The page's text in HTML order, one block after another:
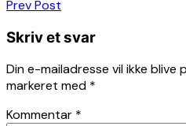
Indlægsnavigation
Prev Post
Skriv et svar
Din e-mailadresse vil ikke blive
markeret med *
Kommentar *